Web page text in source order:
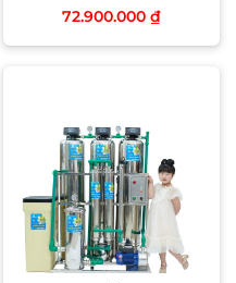
72.900.000 ₫